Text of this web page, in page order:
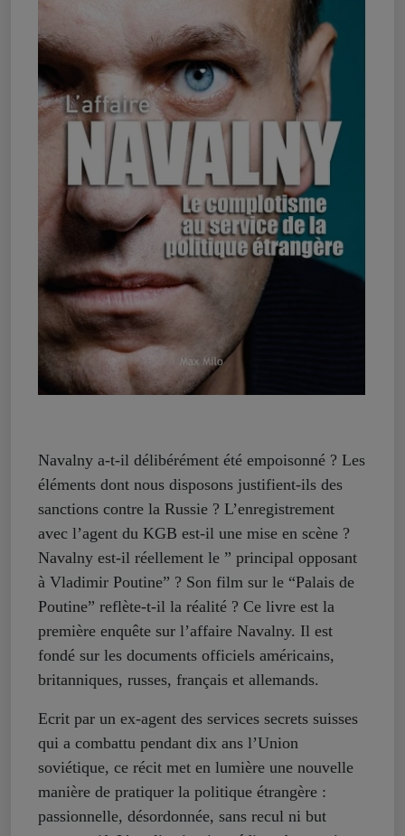
Navalny a-t-il délibérément été empoisonné ? Les
éléments dont nous disposons justifient-ils des
sanctions contre la Russie ? L’enregistrement
avec l’agent du KGB est-il une mise en scène ?
Navalny est-il réellement le ” principal opposant
à Vladimir Poutine” ? Son film sur le “Palais de
Poutine” reflète-t-il la réalité ? Ce livre est la
première enquête sur l’affaire Navalny. Il est
fondé sur les documents officiels américains,
britanniques, russes, français et allemands.
Ecrit par un ex-agent des services secrets suisses
qui a combattu pendant dix ans l’Union
soviétique, ce récit met en lumière une nouvelle
manière de pratiquer la politique étrangère :
passionnelle, désordonnée, sans recul ni but